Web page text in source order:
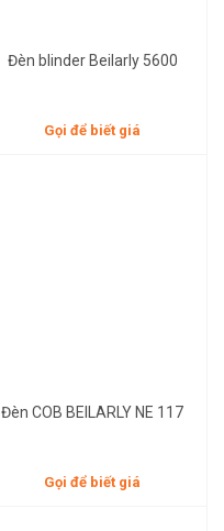
Đèn blinder Beilarly 5600
Gọi để biết giá
Đèn COB BEILARLY NE 117
Gọi để biết giá